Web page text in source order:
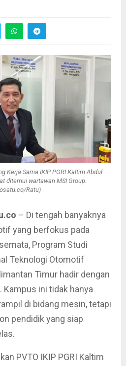
Kerja Sama IKIP PGRI Kaltim Abdul
ditemui wartawan MSI Group.
Ratu)
– Di tengah banyaknya
yang berfokus pada
Program Studi
Teknologi Otomotif
Timur hadir dengan
Kampus ini tidak hanya
di bidang mesin, tetapi
pendidik yang siap
PVTO IKIP PGRI Kaltim